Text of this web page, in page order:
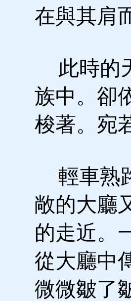
在與其肩
此時的
族中。卻
梭著。宛
輕車熟
敞的大廳
的走近。
從大廳中
微微皺了